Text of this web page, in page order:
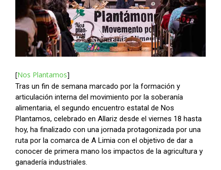
[Nos Plantamos]
Tras un fin de semana marcado por la formación y
articulación interna del movimiento por la soberanía
alimentaria, el segundo encuentro estatal de Nos
Plantamos, celebrado en Allariz desde el viernes 18 hasta
hoy, ha finalizado con una jornada protagonizada por una
ruta por la comarca de A Limia con el objetivo de dar a
conocer de primera mano los impactos de la agricultura y
ganadería industriales.